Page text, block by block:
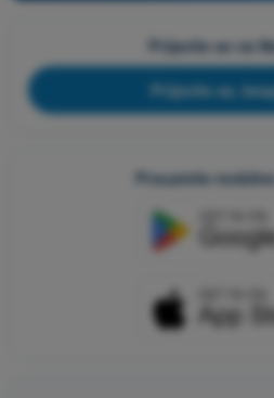
Prijavite se na
Prijavite se,
Preuzmite